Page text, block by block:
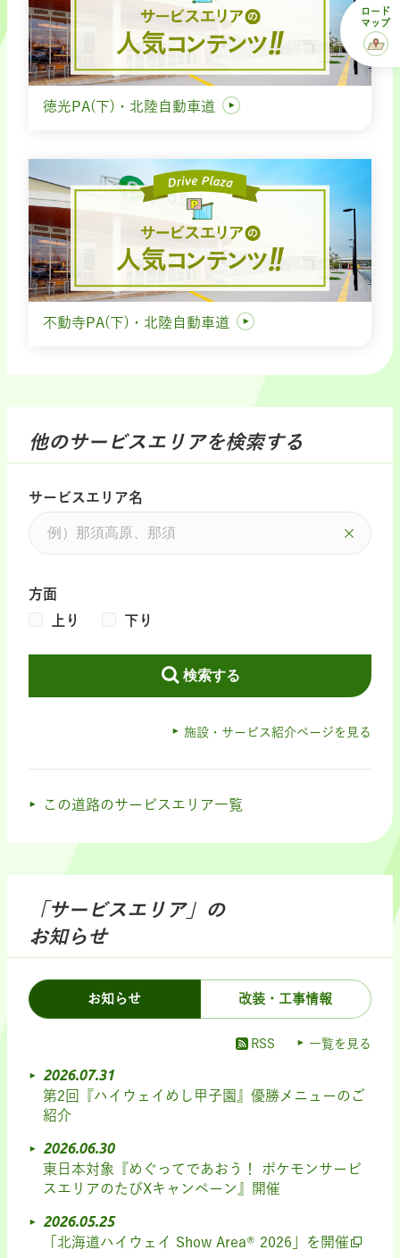
徳光PA(下)・北陸自動車道
不動寺PA(下)・北陸自動車道
他のサービスエリアを検索する
サービスエリア名
方面
上り
下り
検索する
施設・サービス紹介ページを見る
この道路のサービスエリア一覧
「サービスエリア」の
お知らせ
お知らせ 改装・工事情報
RSS 一覧を見る
2026.07.31
第2回『ハイウェイめし甲子園』優勝メニューのご
紹介
2026.06.30
東日本対象『めぐってであおう！ ポケモンサービ
スエリアのたびXキャンペーン』開催
2026.05.25
「北海道ハイウェイ Show Area® 2026」を開催
ロード
マップ